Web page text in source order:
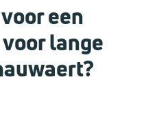
een
lange